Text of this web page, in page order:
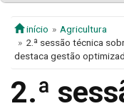
início
Agricultura
2.ª sessão técnica
destaca gestão
2.ª